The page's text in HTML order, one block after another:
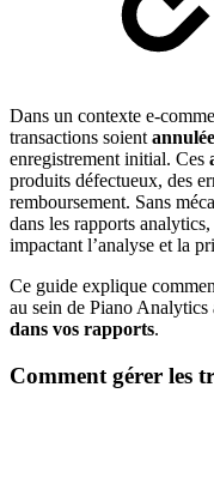
Dans un contexte e-
transactions soient
enregistrement initial. Ces
produits défectueux, des
remboursement. Sans
dans les rapports analytics,
impactant l’analyse et la
Ce guide explique
au sein de Piano
dans vos rapports.
Comment gérer les